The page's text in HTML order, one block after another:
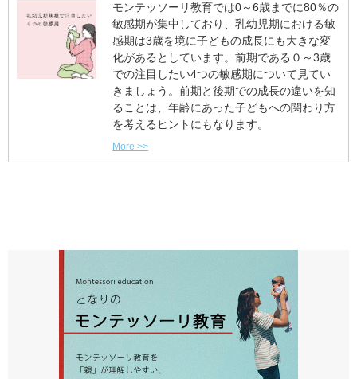
モンテッソーリ教育では0～6歳までに80％の
敏感期が集中しており、乳幼児期における敏
感期は3歳を境に子どもの成長にも大きな変
化があるとしています。前期である０～3歳
での注目したい4つの敏感期について見てい
きましょう。前期と後期での成長の違いを知
ることは、年齢にあった子どもへの関わり方
を考えるヒントにもなります。
More >>